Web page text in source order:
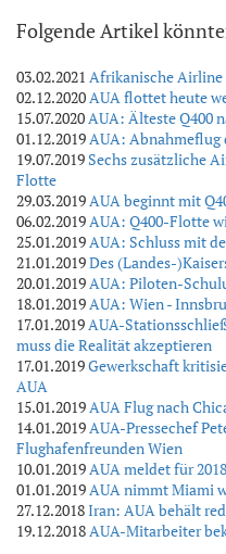
Folgende Artikel
03.02.2021 Afrikanische Airline
02.12.2020AUA flottet heute
15.07.2020AUA: Älteste Q400
01.12.2019AUA: Abnahmeflug
19.07.2019 Sechs zusätzliche
Flotte
29.03.2019AUA beginnt mit
06.02.2019AUA: Q400-Flotte
25.01.2019AUA: Schluss mit
21.01.2019Des (Landes-
20.01.2019AUA: Piloten-
18.01.2019AUA: Wien -
17.01.2019AUA-
muss die Realität akzeptieren
17.01.2019Gewerkschaft
AUA
15.01.2019AUA Flug nach
14.01.2019AUA-Pressechef
Flughafenfreunden Wien
10.01.2019AUA meldet für
01.01.2019AUA nimmt Miami
27.12.2018Iran: AUA behält
19.12.2018AUA-Mitarbeiter